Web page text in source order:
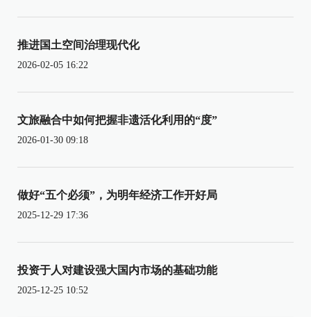
推进国土空间治理现代化
2026-02-05 16:22
文旅融合中如何把握非遗活化利用的“度”
2026-01-30 09:18
做好“五个必须”，为明年经济工作开好局
2025-12-29 17:36
投资于人对建设强大国内市场的基础功能
2025-12-25 10:52